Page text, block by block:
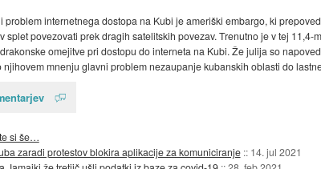
problem internetnega dostopa na Kubi je ameriški embargo, ki
splet povezovati prek dragih satelitskih povezav. Trenutno je v tej
omejitve pri dostopu do interneta na Kubi. Že julija so
njihovem mnenju glavni problem nezaupanje kubanskih oblasti do
si še…
zaradi protestov blokira aplikacije za komuniciranje :: 14. jul 2021